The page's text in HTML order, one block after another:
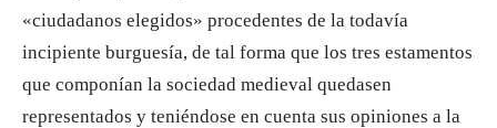
«ciudadanos elegidos» procedentes de la todavía
incipiente burguesía, de tal forma que los tres estamentos
que componían la sociedad medieval quedasen
representados y teniéndose en cuenta sus opiniones a la